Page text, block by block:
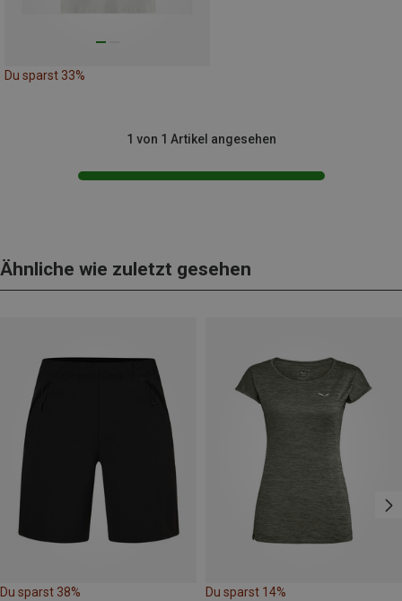
Du sparst 33%
1 von 1 Artikel angesehen
Ähnliche wie zuletzt gesehen
Du sparst 38% Du sparst 14%